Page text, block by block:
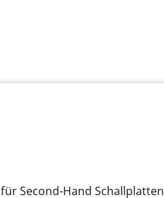
Second-Hand Schallplatten